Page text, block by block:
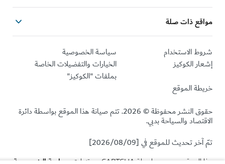
مواقع ذات صلة
شروط الاستخدام
سياسة الخصوصية
إشعار الكوكيز
الخيارات والتفضيلات الخاصة
بملفات "الكوكيز"
خريطة الموقع
حقوق النشر محفوظة © 2026. تتم صيانة هذا الموقع بواسطة دائرة
الاقتصاد والسياحة بدبي.
تمّ آخر تحديث للموقع في [2026/08/09]